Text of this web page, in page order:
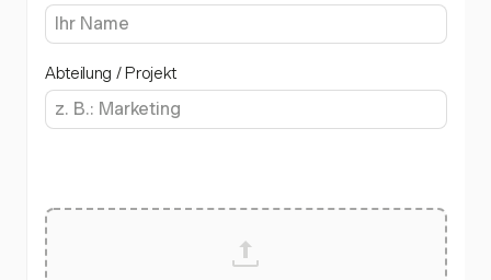
Abteilung / Projekt